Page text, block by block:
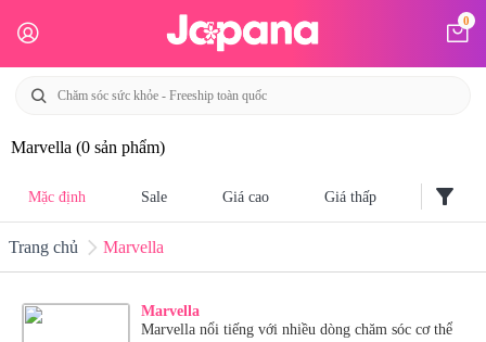
0
Marvella (0 sản phẩm)
Mặc định Sale Giá cao Giá thấp filter_alt
Trang chủ Marvella
Marvella
Marvella nổi tiếng với nhiều dòng chăm sóc cơ thể